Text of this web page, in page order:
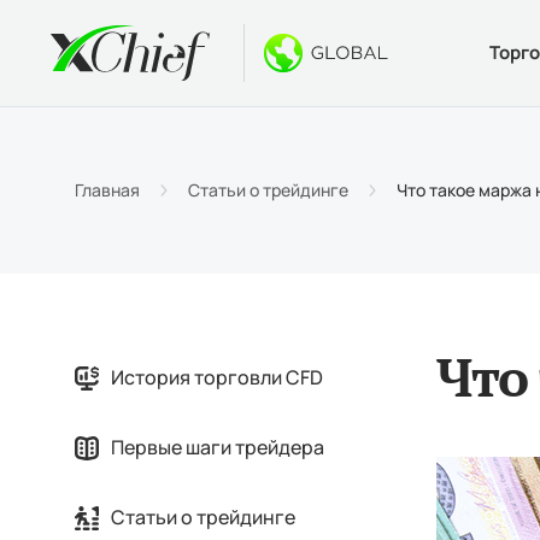
Типы
Главная Статьи о трейдинге Что такое
История торговли CFD
Первые шаги трейдера
Статьи о трейдинге